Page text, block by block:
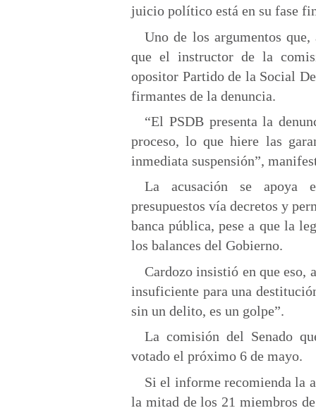
juicio político está en su fase
Uno de los argumentos
que el instructor de la
opositor Partido de la Social
firmantes de la denuncia.
“El PSDB presenta la
proceso, lo que hiere las
inmediata suspensión”,
La acusación se apoya
presupuestos vía decretos y
banca pública, pese a que la
los balances del Gobierno.
Cardozo insistió en que eso,
insuficiente para una
sin un delito, es un golpe”.
La comisión del Senado
votado el próximo 6 de mayo.
Si el informe recomienda la
la mitad de los 21 miembros